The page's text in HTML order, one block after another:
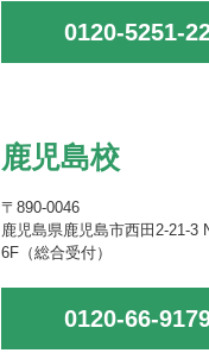
0120-5251-
鹿児島校
〒890-0046
鹿児島県鹿児島市西田2-21-3
6F（総合受付）
0120-66-